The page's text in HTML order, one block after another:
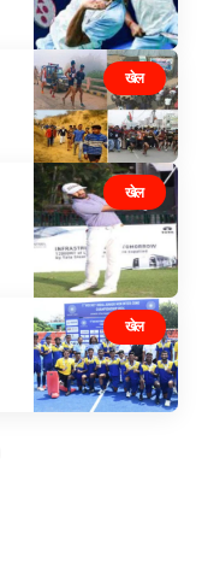
खेल
खेल
खेल